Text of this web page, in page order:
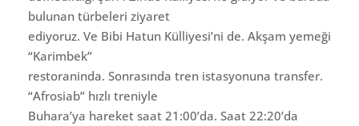
bulunan türbeleri ziyaret
ediyoruz. Ve Bibi Hatun Külliyesi’ni de. Akşam yemeği
“Karimbek”
restoraninda. Sonrasında tren istasyonuna transfer.
“Afrosiab” hızlı treniyle
Buhara’ya hareket saat 21:00’da. Saat 22:20’da